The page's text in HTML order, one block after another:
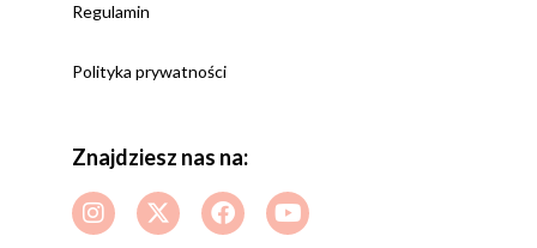
Regulamin
Polityka prywatności
Znajdziesz nas na: